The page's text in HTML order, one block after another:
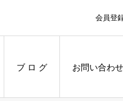
会員登
ブ ロ グ お問い合わせ